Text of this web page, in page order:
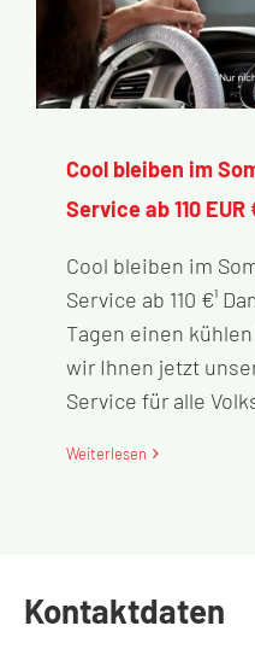
Cool bleiben im
Service ab 110 EUR
Cool bleiben im
Service ab 110 €¹
Tagen einen
wir Ihnen jetzt
Service für alle
Weiterlesen
Kontaktdaten